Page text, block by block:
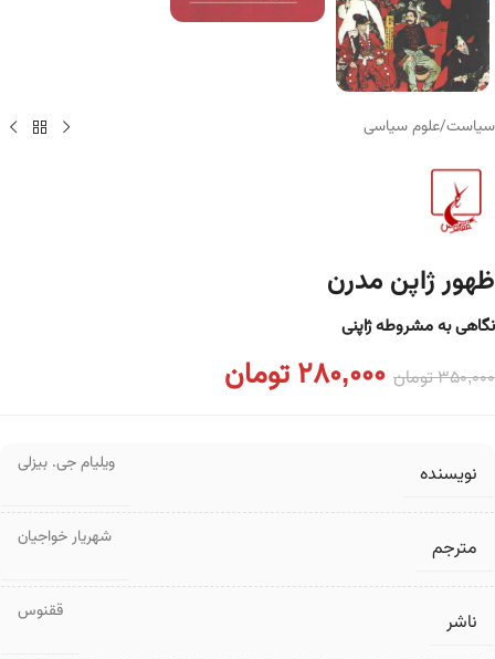
سیاست/علوم سیاسی
ظهور ژاپن مدرن
نگاهی به مشروطه ژاپنی
350,000تومان 280,000تومان
نویسنده ویلیام جی. بیزلی
مترجم شهریار خواجیان
ناشر ققنوس